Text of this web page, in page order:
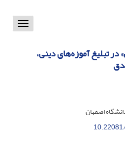
Toggle
تبلیغ آموزه‌های دینی،
اصفهان